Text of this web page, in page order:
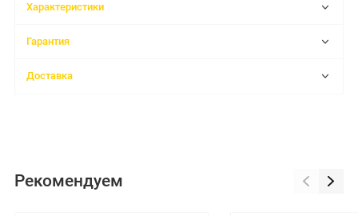
Характеристики
Гарантия
Доставка
Рекомендуем